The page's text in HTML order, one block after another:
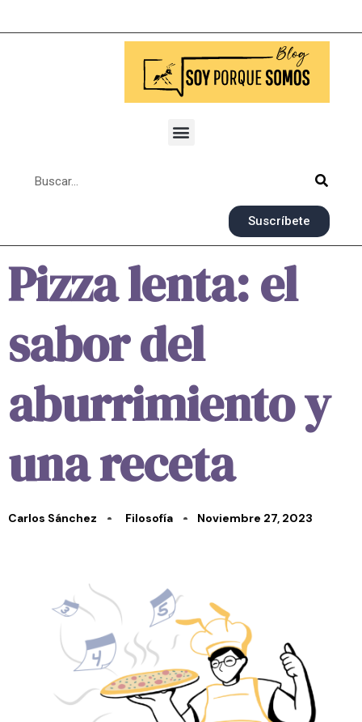
Suscríbete
Pizza lenta: el
sabor del
aburrimiento y
una receta
Carlos Sánchez Filosofía Noviembre 27, 2023